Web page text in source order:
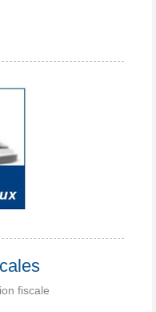
fiscale